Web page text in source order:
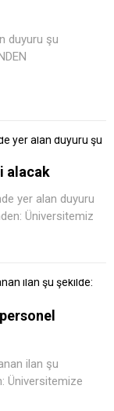
duyuru şu
alacak
yer alan duyuru
Üniversitemiz
ilan şu
Üniversitemize